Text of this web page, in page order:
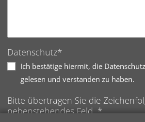
Datenschutz*
Ich bestätige hiermit, die
gelesen und verstanden zu haben.
Bitte übertragen Sie die
nebenstehendes Feld. *